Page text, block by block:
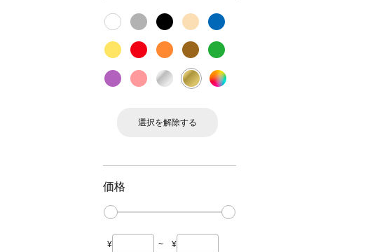
選択を解除する
価格
¥ ~ ¥